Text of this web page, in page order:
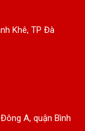
Khê, TP Đà
A, quận Bình